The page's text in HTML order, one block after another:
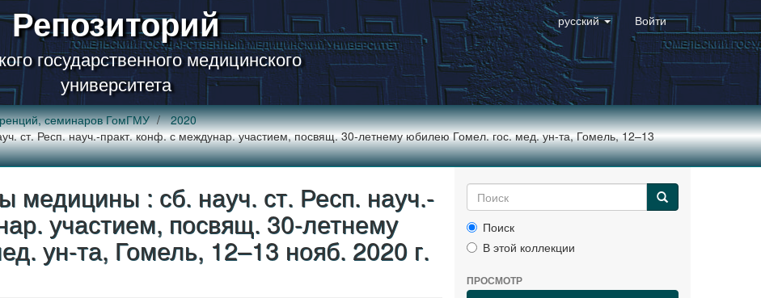
Репозиторий
государственного медицинского
университета
русский Войти
семинаров ГомГМУ
2020
ст. Респ. науч.-практ. конф. с междунар. участием, посвящ. 30-летнему юбилею Гомел. гос. мед. ун-та, Гомель, 12–13
медицины : сб. науч. ст. Респ. науч.-
участием, посвящ. 30-летнему
ун-та, Гомель, 12–13 нояб. 2020 г.
Поиск
В этой коллекции
ПРОСМОТР